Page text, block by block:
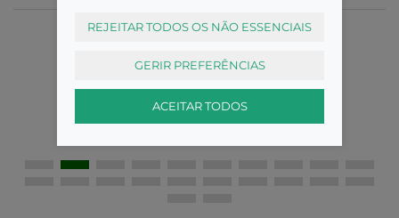
REJEITAR TODOS OS NÃO ESSENCIAIS
GERIR PREFERÊNCIAS
ACEITAR TODOS